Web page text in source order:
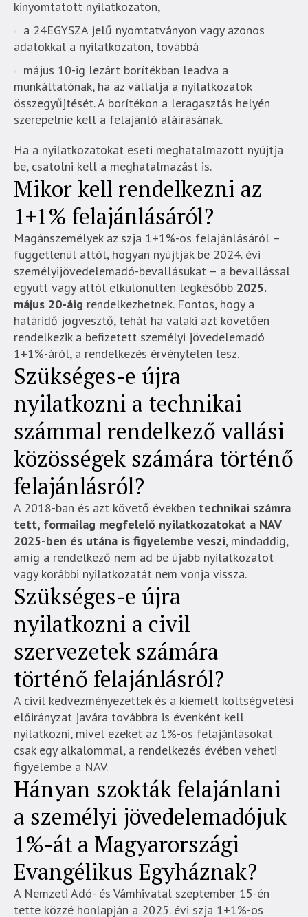
kinyomtatott nyilatkozaton,
a 24EGYSZA jelű nyomtatványon vagy azonos
adatokkal a nyilatkozaton, továbbá
május 10-ig lezárt borítékban leadva a
munkáltatónak, ha az vállalja a nyilatkozatok
összegyűjtését. A borítékon a leragasztás helyén
szerepelnie kell a felajánló aláírásának.
Ha a nyilatkozatokat eseti meghatalmazott nyújtja
be, csatolni kell a meghatalmazást is.
Mikor kell rendelkezni az
1+1% felajánlásáról?
Magánszemélyek az szja 1+1%-os felajánlásáról –
függetlenül attól, hogyan nyújtják be 2024. évi
személyijövedelemadó-bevallásukat – a bevallással
együtt vagy attól elkülönülten legkésőbb 2025.
május 20-áig rendelkezhetnek. Fontos, hogy a
határidő jogvesztő, tehát ha valaki azt követően
rendelkezik a befizetett személyi jövedelemadó
1+1%-áról, a rendelkezés érvénytelen lesz.
Szükséges-e újra
nyilatkozni a technikai
számmal rendelkező vallási
közösségek számára történő
felajánlásról?
A 2018-ban és azt követő években technikai számra
tett, formailag megfelelő nyilatkozatokat a NAV
2025-ben és utána is figyelembe veszi, mindaddig,
amíg a rendelkező nem ad be újabb nyilatkozatot
vagy korábbi nyilatkozatát nem vonja vissza.
Szükséges-e újra
nyilatkozni a civil
szervezetek számára
történő felajánlásról?
A civil kedvezményezettek és a kiemelt költségvetési
előirányzat javára továbbra is évenként kell
nyilatkozni, mivel ezeket az 1%-os felajánlásokat
csak egy alkalommal, a rendelkezés évében veheti
figyelembe a NAV.
Hányan szokták felajánlani
a személyi jövedelemadójuk
1%-át a Magyarországi
Evangélikus Egyháznak?
A Nemzeti Adó- és Vámhivatal szeptember 15-én
tette közzé honlapján a 2025. évi szja 1+1%-os